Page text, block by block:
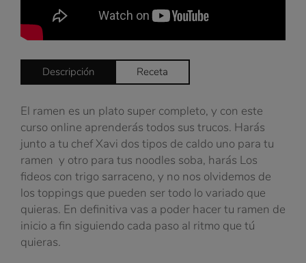
Descripción Receta
El ramen es un plato super completo, y con este
curso online aprenderás todos sus trucos. Harás
junto a tu chef Xavi dos tipos de caldo uno para tu
ramen y otro para tus noodles soba, harás Los
fideos con trigo sarraceno, y no nos olvidemos de
los toppings que pueden ser todo lo variado que
quieras. En definitiva vas a poder hacer tu ramen de
inicio a fin siguiendo cada paso al ritmo que tú
quieras.